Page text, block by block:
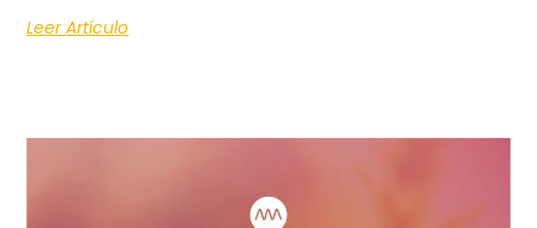
Leer Artículo